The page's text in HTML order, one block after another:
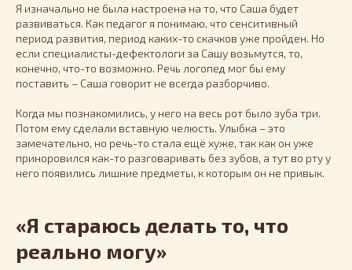
Я изначально не была настроена на то, что Саша будет
развиваться. Как педагог я понимаю, что сенситивный
период развития, период каких-то скачков уже пройден. Но
если специалисты-дефектологи за Сашу возьмутся, то,
конечно, что-то возможно. Речь логопед мог бы ему
поставить – Саша говорит не всегда разборчиво.
Когда мы познакомились, у него на весь рот было зуба три.
Потом ему сделали вставную челюсть. Улыбка – это
замечательно, но речь-то стала ещё хуже, так как он уже
приноровился как-то разговаривать без зубов, а тут во рту у
него появились лишние предметы, к которым он не привык.
«Я стараюсь делать то, что
реально могу»